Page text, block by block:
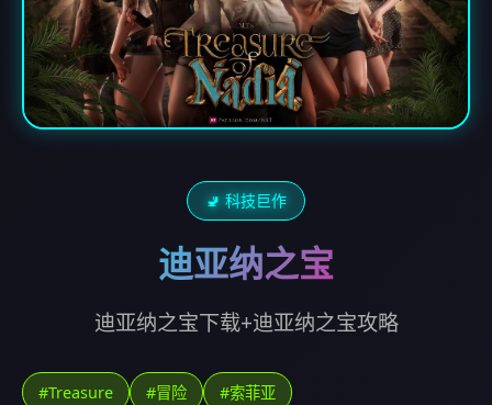
🚽 科技巨作
迪亚纳之宝
迪亚纳之宝下载+迪亚纳之宝攻略
#Treasure #冒险 #索菲亚